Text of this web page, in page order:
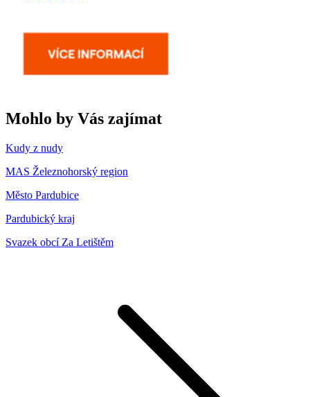
Mohlo by Vás zajímat
Kudy z nudy
MAS Železnohorský region
Město Pardubice
Pardubický kraj
Svazek obcí Za Letištěm